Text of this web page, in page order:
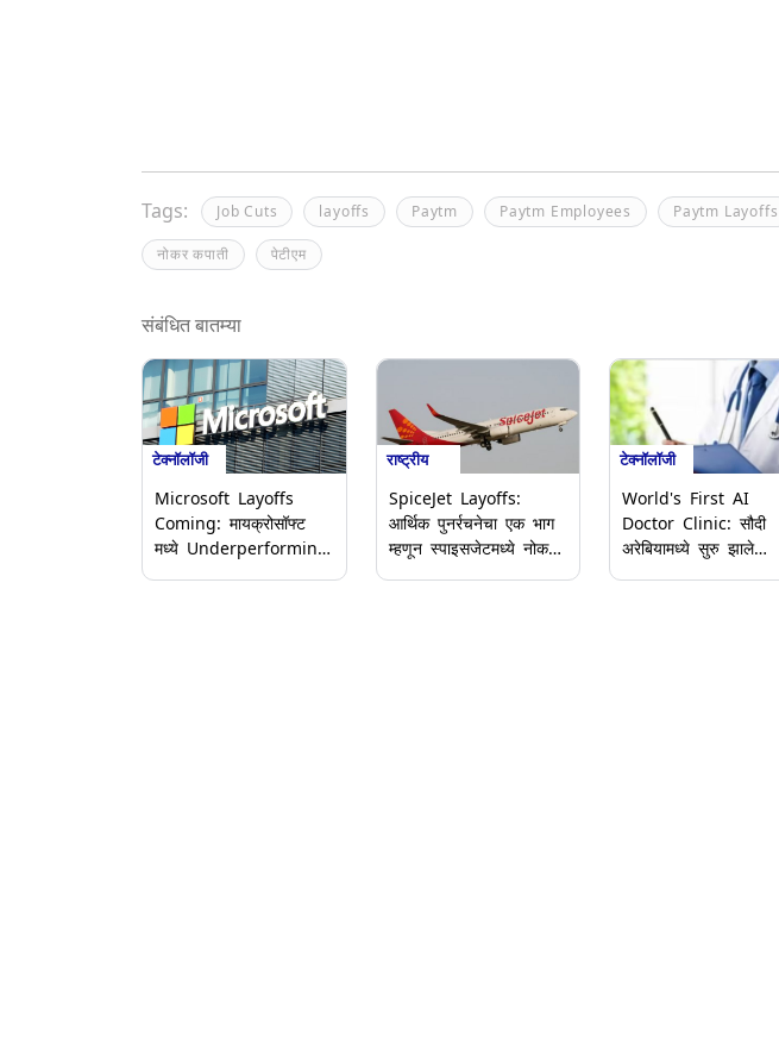
Tags: Job Cuts layoffs Paytm Paytm Employees Paytm Layoffs
नोकर कपाती पेटीएम
संबंधित बातम्या
टेक्नॉलॉजी
Microsoft Layoffs
Coming: मायक्रोसॉफ्ट
मध्ये Underperforming
राष्ट्रीय
SpiceJet Layoffs:
आर्थिक पुनर्रचनेचा एक भाग
म्हणून स्पाइसजेटमध्ये नोकर
टेक्नॉलॉजी
World's First AI
Doctor Clinic: सौदी
अरेबियामध्ये सुरु झाले